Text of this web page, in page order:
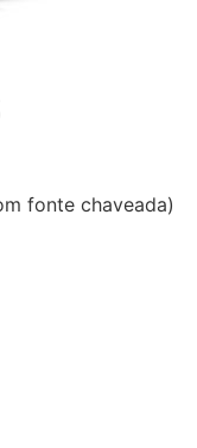
fonte chaveada)